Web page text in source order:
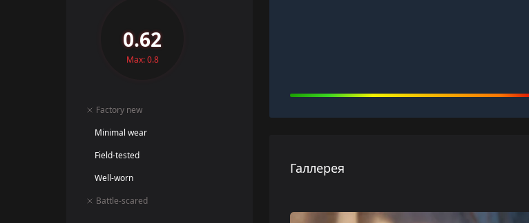
Галлерея
0.62
Max: 0.8
Factory new
Minimal wear
Field-tested
Well-worn
Battle-scared